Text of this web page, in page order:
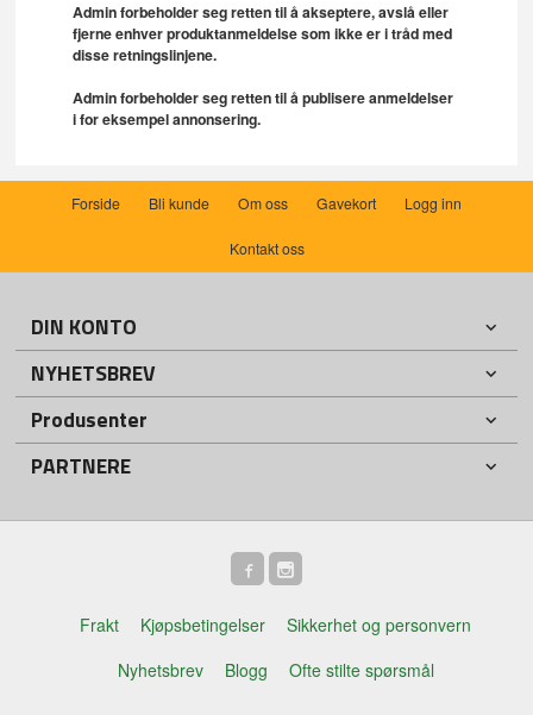
Admin forbeholder seg retten til å akseptere, avslå eller
fjerne enhver produktanmeldelse som ikke er i tråd med
disse retningslinjene.
Admin forbeholder seg retten til å publisere anmeldelser
i for eksempel annonsering.
Forside Bli kunde Om oss Gavekort Logg inn
Kontakt oss
DIN KONTO
NYHETSBREV
Produsenter
PARTNERE
Frakt Kjøpsbetingelser
Sikkerhet og personvern
Nyhetsbrev
Blogg Ofte stilte spørsmål